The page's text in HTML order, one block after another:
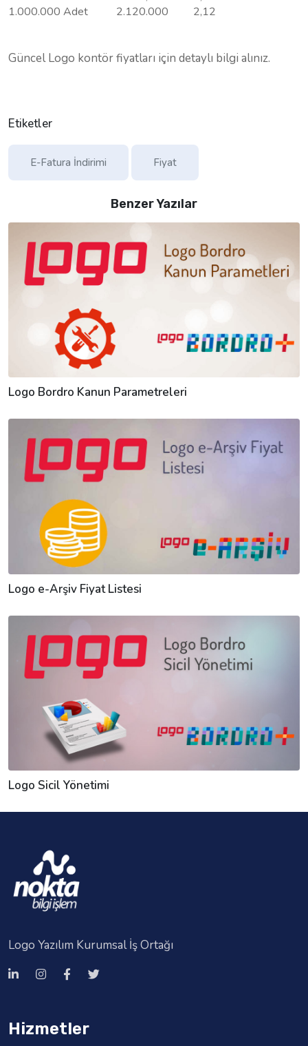
1.000.000 Adet
2.120.000 2,12
Güncel Logo kontör fiyatları için detaylı bilgi alınız.
Etiketler
E-Fatura İndirimi Fiyat
Benzer Yazılar
Logo Bordro Kanun Parametreleri
Logo e-Arşiv Fiyat Listesi
Logo Sicil Yönetimi
Logo Yazılım Kurumsal İş Ortağı
Hizmetler